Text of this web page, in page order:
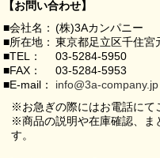
【お問い合わせ】
■会社名： (株)3Aカンパニー
■所在地： 東京都足立区千住
■TEL：
03-5284-5950
■FAX：
03-5284-5953
■E-mail：
info@3a-company.jp
※お急ぎの際にはお電話にて
※商品の説明や在庫確認、ま
す。